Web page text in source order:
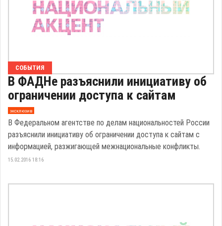
СОБЫТИЯ
В ФАДНе разъяснили инициативу об
ограничении доступа к сайтам
эксклюзив
В Федеральном агентстве по делам национальностей России
разъяснили инициативу об ограничении доступа к сайтам с
информацией, разжигающей межнациональные конфликты.
15.02.2016 18:16